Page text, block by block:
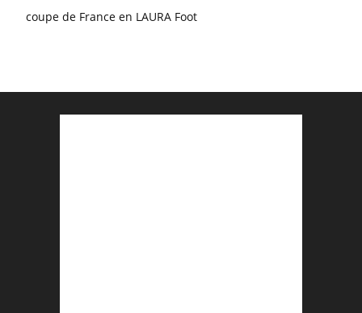
coupe de France en LAURA Foot